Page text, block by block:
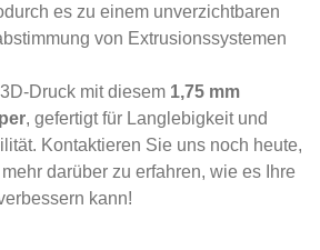
es zu einem unverzichtbaren
von Extrusionssystemen
Druck mit diesem 1,75 mm
, gefertigt für Langlebigkeit und
Kontaktieren Sie uns noch heute,
darüber zu erfahren, wie es Ihre
kann!